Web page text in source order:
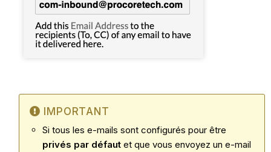
IMPORTANT
Si tous les e-mails sont configurés pour être
privés par défaut et que vous envoyez un e-mail